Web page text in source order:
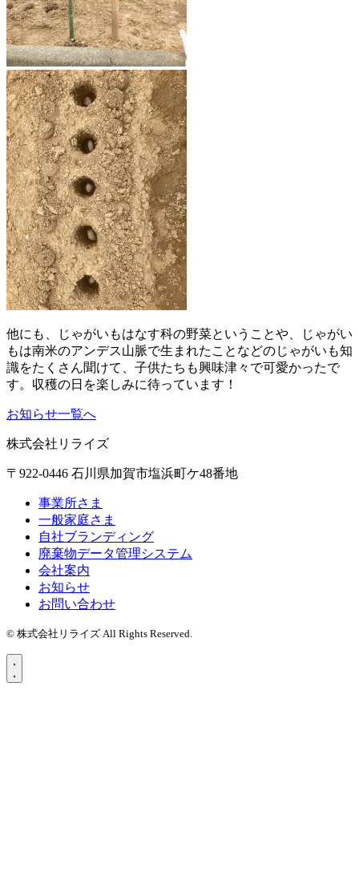
他にも、じゃがいもはなす科の野菜ということや、じゃがい
もは南米のアンデス山脈で生まれたことなどのじゃがいも知
識をたくさん聞けて、子供たちも興味津々で可愛かったで
す。収穫の日を楽しみに待っています！
お知らせ一覧へ
株式会社リライズ
〒922-0446 石川県加賀市塩浜町ケ48番地
事業所さま
一般家庭さま
自社ブランディング
廃棄物データ管理システム
会社案内
お知らせ
お問い合わせ
© 株式会社リライズ All Rights Reserved.